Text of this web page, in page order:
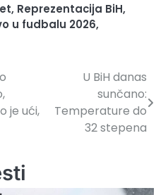
, Reprezentacija BiH,
u fudbalu 2026,
je ući,
U BiH danas
sunčano:
Temperature do
32 stepena